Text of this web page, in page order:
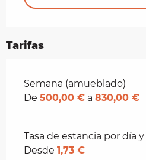
Tarifas
Tarifas 2026
Semana (amueblado)
De 500,00 € a 830,00 €
Tasa de estancia por día
Desde 1,73 €